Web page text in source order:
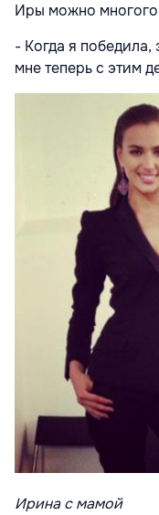
Иры можно
- Когда я
мне теперь с этим
Ирина с мамой